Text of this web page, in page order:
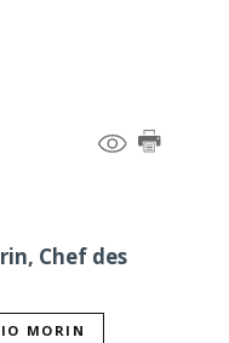
Chef des
MORIN